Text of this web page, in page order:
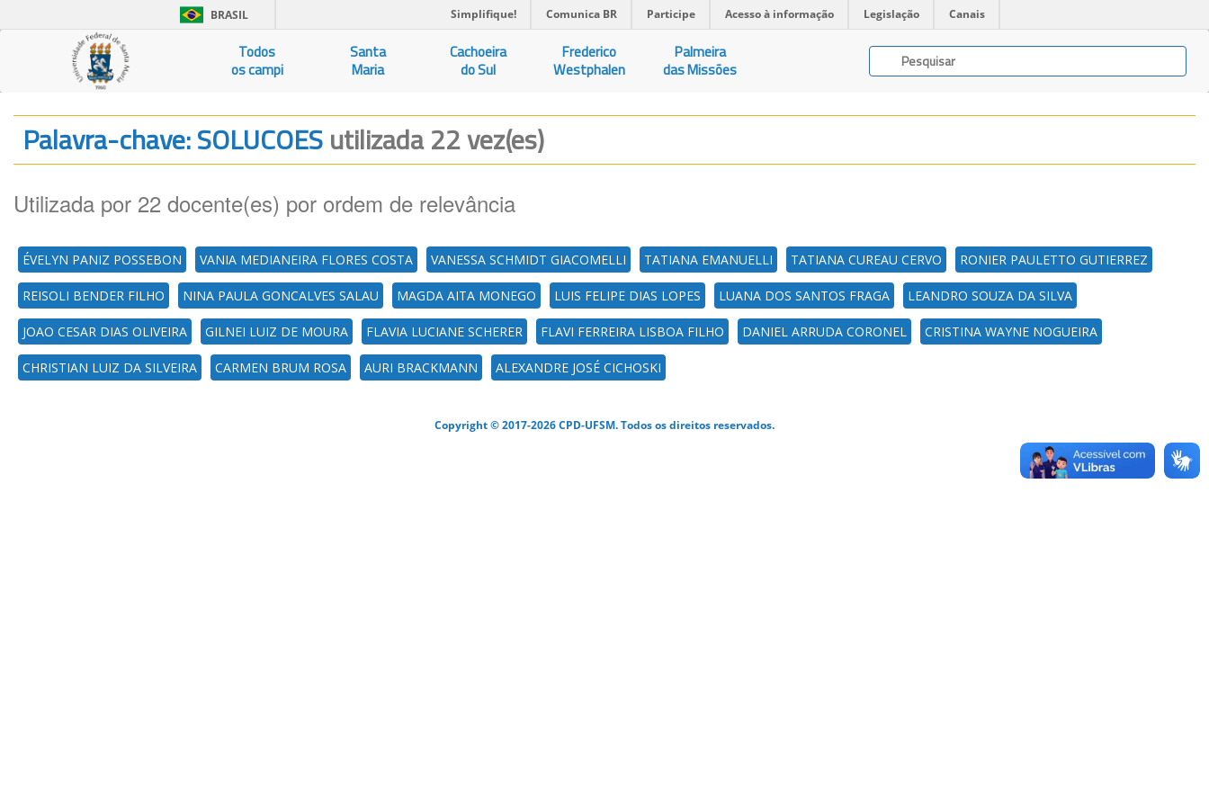
BRASIL Simplifique! Comunica BR Participe Acesso à informação Legislação Canais
Todos
os campi
Santa
Maria
Cachoeira
do Sul
Frederico
Westphalen
Palmeira
das Missões
Palavra-chave: SOLUCOESutilizada 22 vez(es)
Utilizada por 22 docente(es) por ordem de relevância
ÉVELYN PANIZ POSSEBON VANIA MEDIANEIRA FLORES COSTA VANESSA SCHMIDT GIACOMELLI TATIANA EMANUELLI TATIANA CUREAU CERVO RONIER PAULETTO GUTIERREZ
REISOLI BENDER FILHO NINA PAULA GONCALVES SALAU MAGDA AITA MONEGO LUIS FELIPE DIAS LOPES LUANA DOS SANTOS FRAGA LEANDRO SOUZA DA SILVA
JOAO CESAR DIAS OLIVEIRA GILNEI LUIZ DE MOURA FLAVIA LUCIANE SCHERER FLAVI FERREIRA LISBOA FILHO DANIEL ARRUDA CORONEL CRISTINA WAYNE NOGUEIRA
CHRISTIAN LUIZ DA SILVEIRA CARMEN BRUM ROSA AURI BRACKMANN ALEXANDRE JOSÉ CICHOSKI
Copyright © 2017-2026 CPD-UFSM. Todos os direitos reservados.